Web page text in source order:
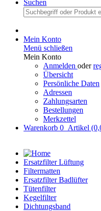
Suchen
Mein Konto
Menü schließen
Mein Konto
Anmelden oder
Übersicht
Persönliche Daten
Adressen
Zahlungsarten
Bestellungen
Merkzettel
Warenkorb 0 Artikel
Ersatzfilter Lüftung
Filtermatten
Ersatzfilter Badlüfter
Tütenfilter
Kegelfilter
Dichtungsband